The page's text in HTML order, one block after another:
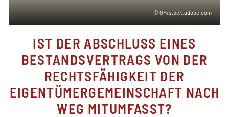
KANZLEI
KOMPETENZ
TEAM
FACHBEITRÄGE
© OH/stock.adobe.com
IST DER ABSCHLUSS EINES
BESTANDSVERTRAGS VON DER
RECHTSFÄHIGKEIT DER
EIGENTÜMERGEMEINSCHAFT NACH
WEG MITUMFASST?